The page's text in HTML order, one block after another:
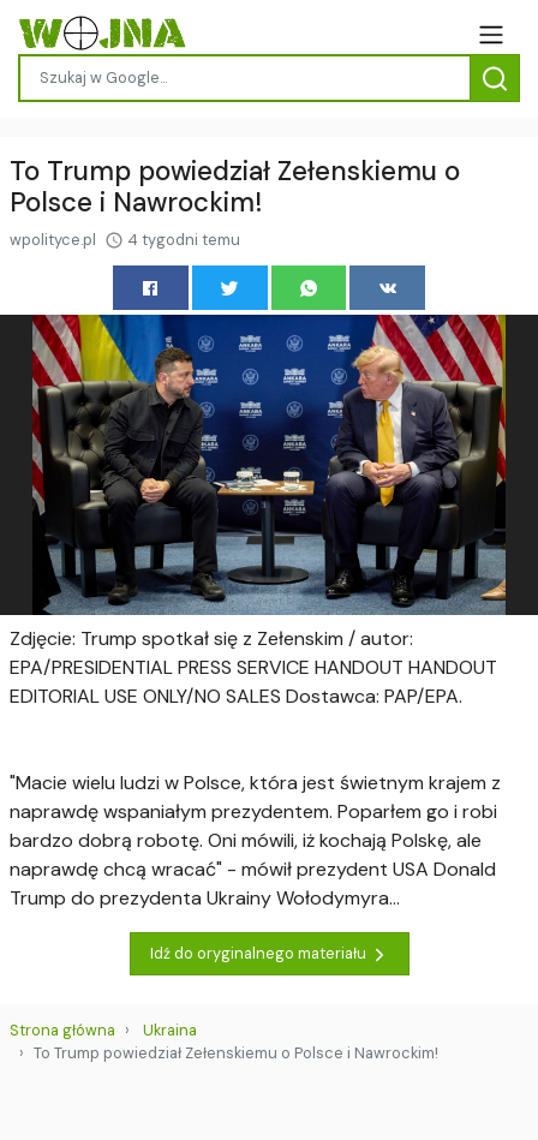
To Trump powiedział Zełenskiemu o
Polsce i Nawrockim!
wpolityce.pl 4 tygodni temu
Zdjęcie: Trump spotkał się z Zełenskim / autor:
EPA/PRESIDENTIAL PRESS SERVICE HANDOUT HANDOUT
EDITORIAL USE ONLY/NO SALES Dostawca: PAP/EPA.
"Macie wielu ludzi w Polsce, która jest świetnym krajem z
naprawdę wspaniałym prezydentem. Poparłem go i robi
bardzo dobrą robotę. Oni mówili, iż kochają Polskę, ale
naprawdę chcą wracać" - mówił prezydent USA Donald
Trump do prezydenta Ukrainy Wołodymyra...
Idź do oryginalnego materiału
Strona główna
Ukraina
To Trump powiedział Zełenskiemu o Polsce i Nawrockim!